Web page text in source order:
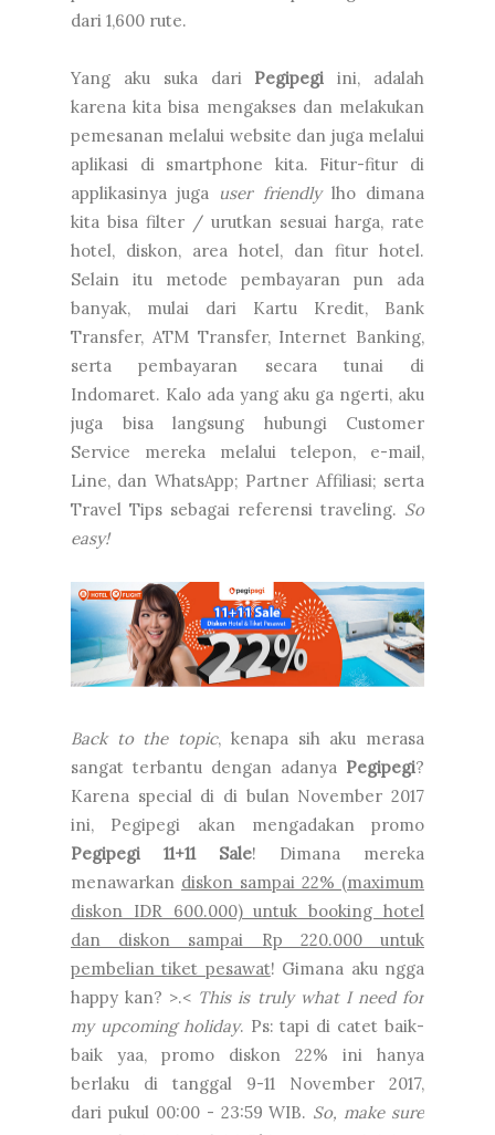
dari 1,600 rute.
Yang aku suka dari Pegipegi ini, adalah
karena kita bisa mengakses dan melakukan
pemesanan melalui website dan juga melalui
aplikasi di smartphone kita. Fitur-fitur di
applikasinya juga user friendlylho dimana
kita bisa filter / urutkan sesuai harga, rate
hotel, diskon, area hotel, dan fitur hotel.
Selain itu metode pembayaran pun ada
banyak, mulai dari Kartu Kredit, Bank
Transfer, ATM Transfer, Internet Banking,
serta pembayaran secara tunai di
Indomaret. Kalo ada yang aku ga ngerti, aku
juga bisa langsung hubungi Customer
Service mereka melalui telepon, e-mail,
Line, dan WhatsApp; Partner Affiliasi; serta
Travel Tips sebagai referensi traveling. So
easy!
Back to the topic, kenapa sih aku merasa
sangat terbantu dengan adanya Pegipegi?
Karena special di di bulan November 2017
ini, Pegipegi akan mengadakan promo
Pegipegi 11+11 Sale! Dimana mereka
menawarkan diskon sampai 22% (maximum
diskon IDR 600.000) untuk booking hotel
dan diskon sampai Rp 220.000 untuk
pembelian tiket pesawat! Gimana aku ngga
happy kan? >.< This is truly what I need for
my upcoming holiday. Ps: tapi di catet baik-
baik yaa, promo diskon 22% ini hanya
berlaku di tanggal 9-11 November 2017,
dari pukul 00:00 - 23:59 WIB. So, make sure